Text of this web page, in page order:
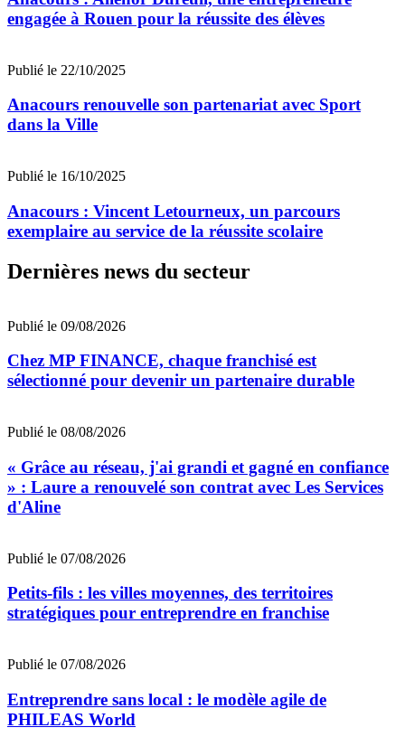
engagée à Rouen pour la réussite des élèves
Publié le 22/10/2025
Anacours renouvelle son partenariat avec Sport
dans la Ville
Publié le 16/10/2025
Anacours : Vincent Letourneux, un parcours
exemplaire au service de la réussite scolaire
Dernières news du secteur
Publié le 09/08/2026
Chez MP FINANCE, chaque franchisé est
sélectionné pour devenir un partenaire durable
Publié le 08/08/2026
« Grâce au réseau, j'ai grandi et gagné en confiance
» : Laure a renouvelé son contrat avec Les Services
d'Aline
Publié le 07/08/2026
Petits-fils : les villes moyennes, des territoires
stratégiques pour entreprendre en franchise
Publié le 07/08/2026
Entreprendre sans local : le modèle agile de
PHILEAS World